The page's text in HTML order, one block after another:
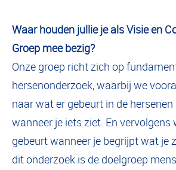
Waar houden jullie je als Visie en
Groep mee bezig?
Onze groep richt zich op
hersenonderzoek, waarbij we
naar wat er gebeurt in de hersenen
wanneer je iets ziet. En vervolgens
gebeurt wanneer je begrijpt wat je
dit onderzoek is de doelgroep